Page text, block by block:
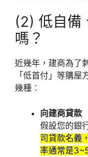
(2) 低自備
嗎？
近幾年，建商為了
「低首付」等購
幾種：
向建商貸款
假設您的銀
司貸款名義
率通常是